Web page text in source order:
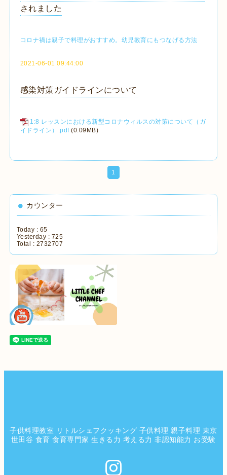
されました
コロナ禍は親子で料理がおすすめ。幼児教育にもつなげる方法
2021-06-01 09:44:00
感染対策ガイドラインについて
1:8 レッスンにおける新型コロナウィルスの対策について（ガ
イドライン）.pdf (0.09MB)
1
カウンター
Today : 65
Yesterday : 725
Total : 2732707
子供料理教室 リトルシェフクッキング 子供料理 親子料理 東京
世田谷 食育 食育専門家 生きる力 考える力 非認知能力 お受験